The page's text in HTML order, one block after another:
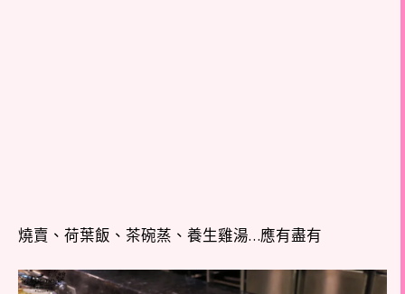
燒賣、荷葉飯、茶碗蒸、養生雞湯…應有盡有